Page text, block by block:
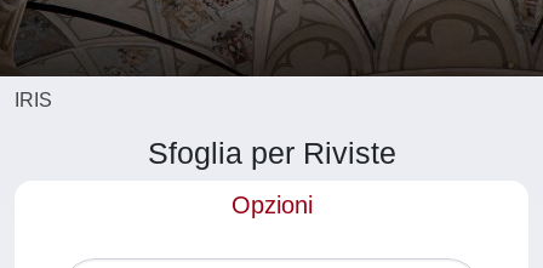
IRIS
Sfoglia per Riviste
Opzioni